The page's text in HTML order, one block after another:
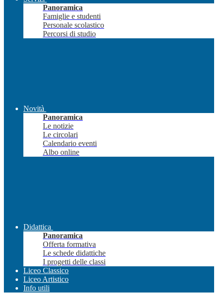
Panoramica
Famiglie e studenti
Personale scolastico
Percorsi di studio
Novità
Panoramica
Le notizie
Le circolari
Calendario eventi
Albo online
Didattica
Panoramica
Offerta formativa
Le schede didattiche
I progetti delle classi
Liceo Classico
Liceo Artistico
Info utili